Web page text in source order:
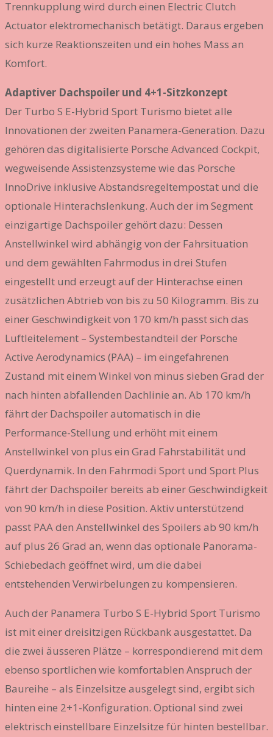
Trennkupplung wird durch einen Electric Clutch
Actuator elektromechanisch betätigt. Daraus ergeben
sich kurze Reaktionszeiten und ein hohes Mass an
Komfort.
Adaptiver Dachspoiler und 4+1-Sitzkonzept
Der Turbo S E-Hybrid Sport Turismo bietet alle
Innovationen der zweiten Panamera-Generation. Dazu
gehören das digitalisierte Porsche Advanced Cockpit,
wegweisende Assistenzsysteme wie das Porsche
InnoDrive inklusive Abstandsregeltempostat und die
optionale Hinterachslenkung. Auch der im Segment
einzigartige Dachspoiler gehört dazu: Dessen
Anstellwinkel wird abhängig von der Fahrsituation
und dem gewählten Fahrmodus in drei Stufen
eingestellt und erzeugt auf der Hinterachse einen
zusätzlichen Abtrieb von bis zu 50 Kilogramm. Bis zu
einer Geschwindigkeit von 170 km/h passt sich das
Luftleitelement – Systembestandteil der Porsche
Active Aerodynamics (PAA) – im eingefahrenen
Zustand mit einem Winkel von minus sieben Grad der
nach hinten abfallenden Dachlinie an. Ab 170 km/h
fährt der Dachspoiler automatisch in die
Performance-Stellung und erhöht mit einem
Anstellwinkel von plus ein Grad Fahrstabilität und
Querdynamik. In den Fahrmodi Sport und Sport Plus
fährt der Dachspoiler bereits ab einer Geschwindigkeit
von 90 km/h in diese Position. Aktiv unterstützend
passt PAA den Anstellwinkel des Spoilers ab 90 km/h
auf plus 26 Grad an, wenn das optionale Panorama-
Schiebedach geöffnet wird, um die dabei
entstehenden Verwirbelungen zu kompensieren.
Auch der Panamera Turbo S E-Hybrid Sport Turismo
ist mit einer dreisitzigen Rückbank ausgestattet. Da
die zwei äusseren Plätze – korrespondierend mit dem
ebenso sportlichen wie komfortablen Anspruch der
Baureihe – als Einzelsitze ausgelegt sind, ergibt sich
hinten eine 2+1-Konfiguration. Optional sind zwei
elektrisch einstellbare Einzelsitze für hinten bestellbar.